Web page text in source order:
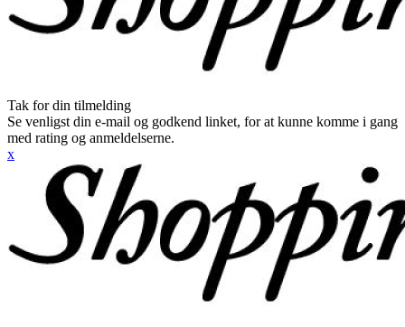
Tak for din tilmelding
Se venligst din e-mail og godkend linket, for at kunne komme i gang
med rating og anmeldelserne.
x